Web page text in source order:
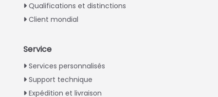
Qualifications et distinctions
Client mondial
Service
Services personnalisés
Support technique
Expédition et livraison
Greek
Italian